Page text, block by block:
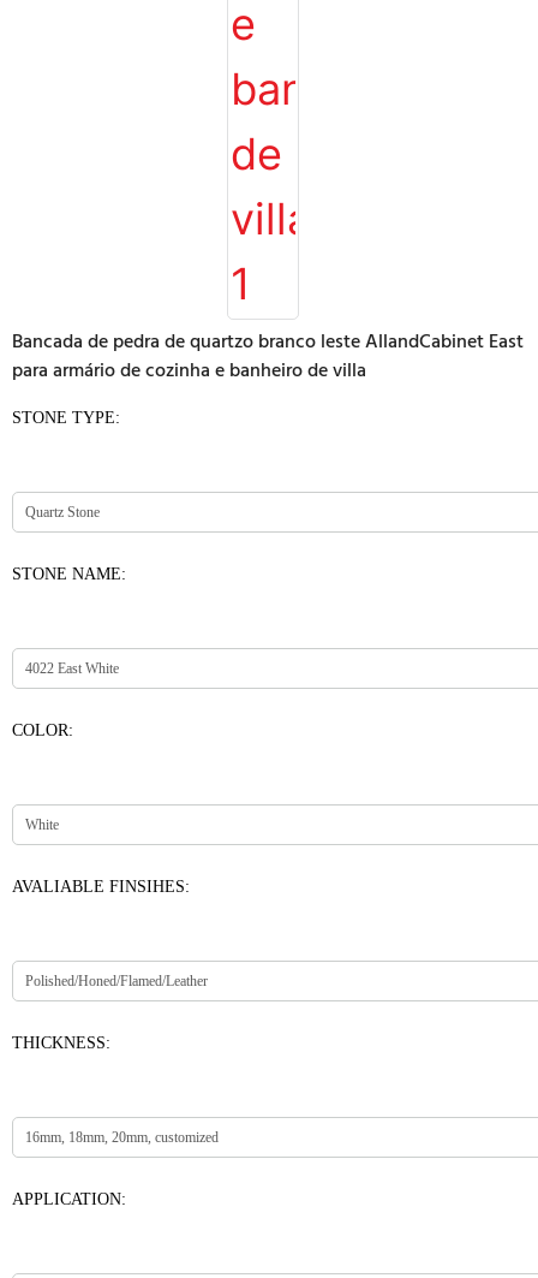
Bancada de pedra de quartzo branco leste AllandCabinet East
para armário de cozinha e banheiro de villa
STONE TYPE:
STONE NAME:
COLOR:
AVALIABLE FINSIHES:
THICKNESS:
APPLICATION: